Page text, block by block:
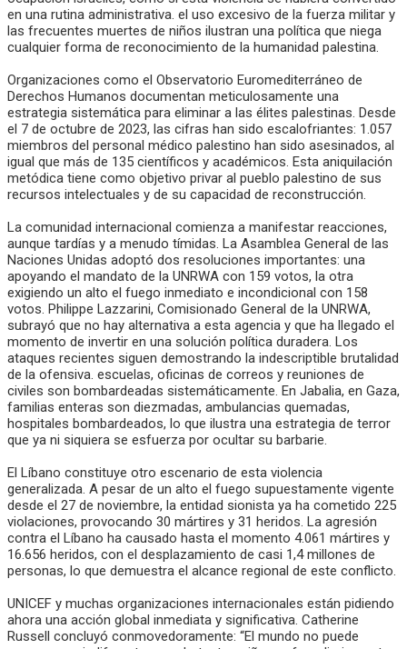
en una rutina administrativa. el uso excesivo de la fuerza militar y
las frecuentes muertes de niños ilustran una política que niega
cualquier forma de reconocimiento de la humanidad palestina.
Organizaciones como el Observatorio Euromediterráneo de
Derechos Humanos documentan meticulosamente una
estrategia sistemática para eliminar a las élites palestinas. Desde
el 7 de octubre de 2023, las cifras han sido escalofriantes: 1.057
miembros del personal médico palestino han sido asesinados, al
igual que más de 135 científicos y académicos. Esta aniquilación
metódica tiene como objetivo privar al pueblo palestino de sus
recursos intelectuales y de su capacidad de reconstrucción.
La comunidad internacional comienza a manifestar reacciones,
aunque tardías y a menudo tímidas. La Asamblea General de las
Naciones Unidas adoptó dos resoluciones importantes: una
apoyando el mandato de la UNRWA con 159 votos, la otra
exigiendo un alto el fuego inmediato e incondicional con 158
votos. Philippe Lazzarini, Comisionado General de la UNRWA,
subrayó que no hay alternativa a esta agencia y que ha llegado el
momento de invertir en una solución política duradera. Los
ataques recientes siguen demostrando la indescriptible brutalidad
de la ofensiva. escuelas, oficinas de correos y reuniones de
civiles son bombardeadas sistemáticamente. En Jabalia, en Gaza,
familias enteras son diezmadas, ambulancias quemadas,
hospitales bombardeados, lo que ilustra una estrategia de terror
que ya ni siquiera se esfuerza por ocultar su barbarie.
El Líbano constituye otro escenario de esta violencia
generalizada. A pesar de un alto el fuego supuestamente vigente
desde el 27 de noviembre, la entidad sionista ya ha cometido 225
violaciones, provocando 30 mártires y 31 heridos. La agresión
contra el Líbano ha causado hasta el momento 4.061 mártires y
16.656 heridos, con el desplazamiento de casi 1,4 millones de
personas, lo que demuestra el alcance regional de este conflicto.
UNICEF y muchas organizaciones internacionales están pidiendo
ahora una acción global inmediata y significativa. Catherine
Russell concluyó conmovedoramente: “El mundo no puede